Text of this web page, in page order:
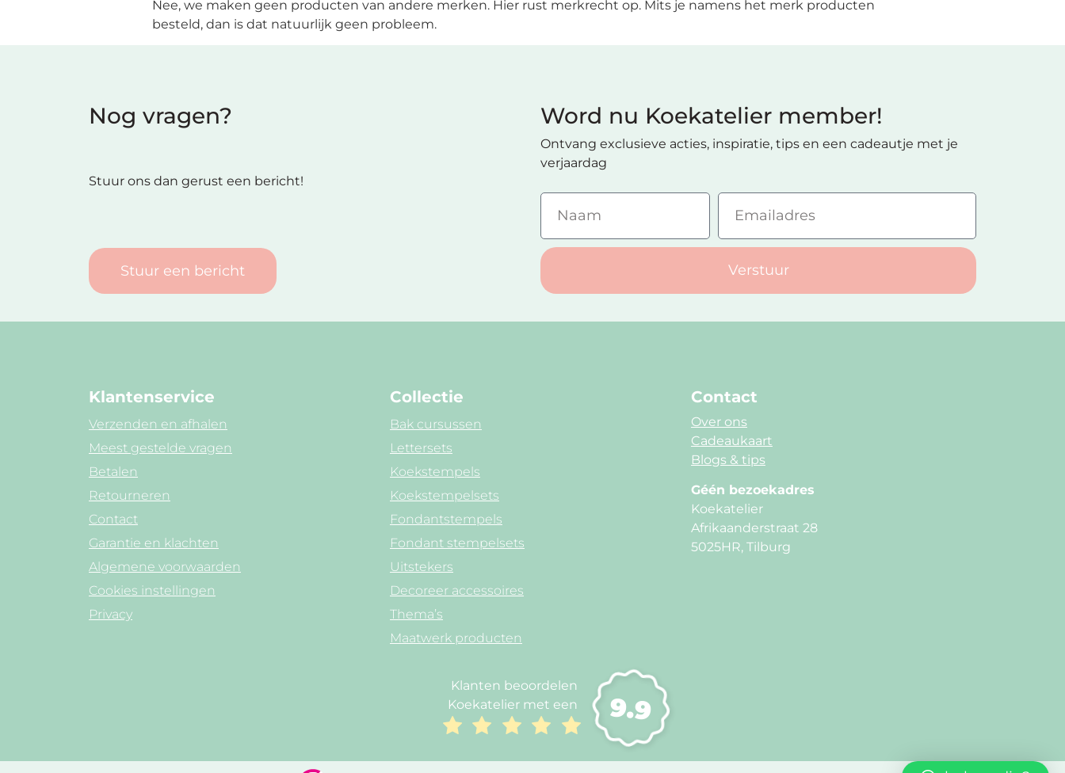
Nee, we maken geen producten van andere merken. Hier rust merkrecht op. Mits je namens het merk producten
besteld, dan is dat natuurlijk geen probleem.
Nog vragen?
Stuur ons dan gerust een bericht!
Stuur een bericht
Word nu Koekatelier member!
Ontvang exclusieve acties, inspiratie, tips en een cadeautje met je
verjaardag
Verstuur
Klantenservice
Verzenden en afhalen
Meest gestelde vragen
Betalen
Retourneren
Contact
Garantie en klachten
Algemene voorwaarden
Cookies instellingen
Privacy
Collectie
Bak cursussen
Lettersets
Koekstempels
Koekstempelsets
Fondantstempels
Fondant stempelsets
Uitstekers
Decoreer accessoires
Thema’s
Maatwerk producten
Contact
Over ons
Cadeaukaart
Blogs & tips
Géén bezoekadres
Koekatelier
Afrikaanderstraat 28
5025HR, Tilburg
Klanten beoordelen
Koekatelier met een
9.9